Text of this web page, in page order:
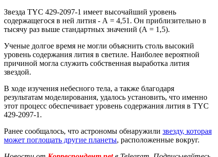
Звезда TYC 429-2097-1 имеет высочайший уровень
содержащегося в ней лития - А = 4,51. Он приблизительно в
тысячу раз выше стандартных значений (А = 1,5).
Ученые долгое время не могли объяснить столь высокий
уровень содержания лития в светиле. Наиболее вероятной
причиной могла служить собственная выработка лития
звездой.
В ходе изучения небесного тела, а также благодаря
результатам моделирования, удалось установить, что именно
этот процесс обеспечивает уровень содержания лития в TYC
429-2097-1.
Ранее сообщалось, что астрономы обнаружили звезду, которая
может поглощать другие планеты, расположенные вокруг.